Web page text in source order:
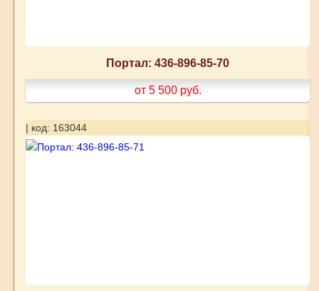
Портал: 436-896-85-70
от 5 500 руб.
| код: 163044